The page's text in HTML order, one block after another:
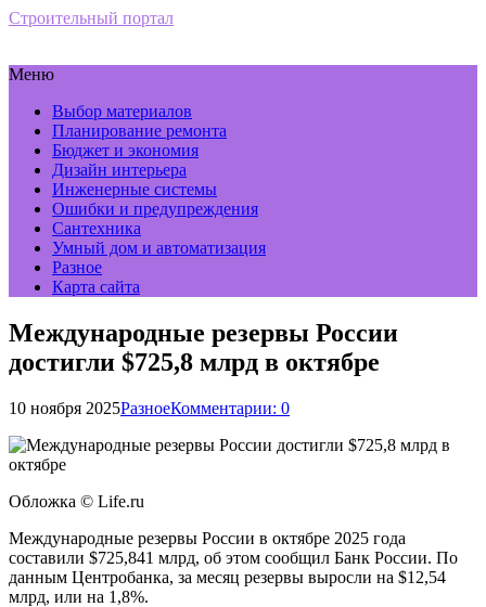
Строительный портал
Меню
Выбор материалов
Планирование ремонта
Бюджет и экономия
Дизайн интерьера
Инженерные системы
Ошибки и предупреждения
Сантехника
Умный дом и автоматизация
Разное
Карта сайта
Международные резервы России
достигли $725,8 млрд в октябре
10 ноября 2025РазноеКомментарии: 0
Обложка © Life.ru
Международные резервы России в октябре 2025 года
составили $725,841 млрд, об этом сообщил Банк России. По
данным Центробанка, за месяц резервы выросли на $12,54
млрд, или на 1,8%.